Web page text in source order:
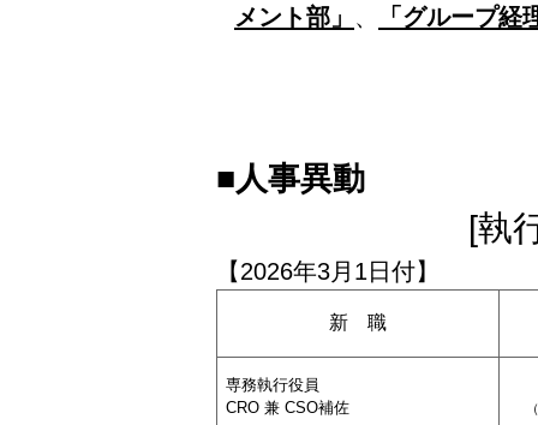
メント部」 、 「グループ経
■人事異動
[執
【2026年3月1日付】
新 職
専務執行役員
CRO 兼 CSO補佐
（